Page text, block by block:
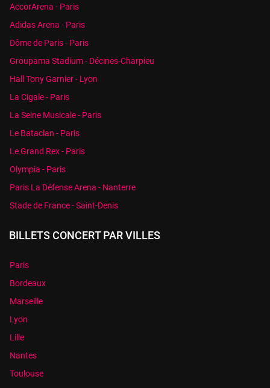
AccorArena - Paris
Adidas Arena - Paris
Dôme de Paris - Paris
Groupama Stadium - Décines-Charpieu
Hall Tony Garnier - Lyon
La Cigale - Paris
La Seine Musicale - Paris
Le Bataclan - Paris
Le Grand Rex - Paris
Olympia - Paris
Paris La Défense Arena - Nanterre
Stade de France - Saint-Denis
BILLETS CONCERT PAR VILLES
Paris
Bordeaux
Marseille
Lyon
Lille
Nantes
Toulouse